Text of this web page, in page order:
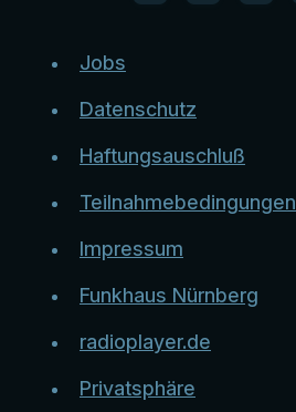
Jobs
Datenschutz
Haftungsauschluß
Teilnahmebedingungen
Impressum
Funkhaus Nürnberg
radioplayer.de
Privatsphäre